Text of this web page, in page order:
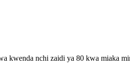
kwenda nchi zaidi ya 80 kwa miaka